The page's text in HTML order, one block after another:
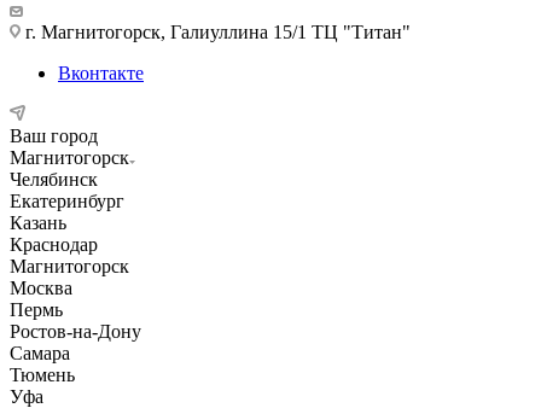
г. Магнитогорск, Галиуллина 15/1 ТЦ "Титан"
Вконтакте
Ваш город
Магнитогорск
Челябинск
Екатеринбург
Казань
Краснодар
Магнитогорск
Москва
Пермь
Ростов-на-Дону
Самара
Тюмень
Уфа